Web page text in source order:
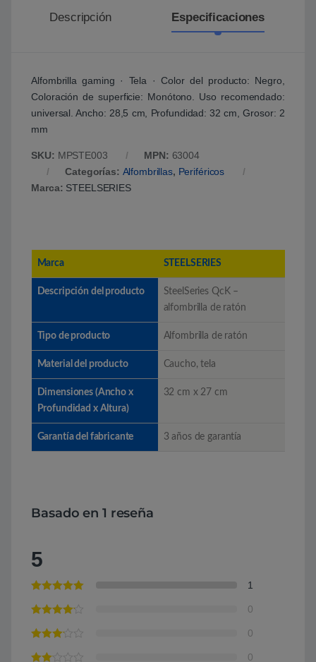
Descripción Especificaciones
Alfombrilla gaming · Tela · Color del producto: Negro,
Coloración de superficie: Monótono. Uso recomendado:
universal. Ancho: 28,5 cm, Profundidad: 32 cm, Grosor: 2
mm
SKU: MPSTE003 MPN: 63004
Categorías: Alfombrillas, Periféricos
Marca: STEELSERIES
Marca STEELSERIES
Descripción del producto
SteelSeries QcK –
alfombrilla de ratón
Tipo de producto Alfombrilla de ratón
Material del producto Caucho, tela
Dimensiones (Ancho x
Profundidad x Altura)
32 cm x 27 cm
Garantía del fabricante 3 años de garantía
Basado en 1 reseña
5
1
0
0
0